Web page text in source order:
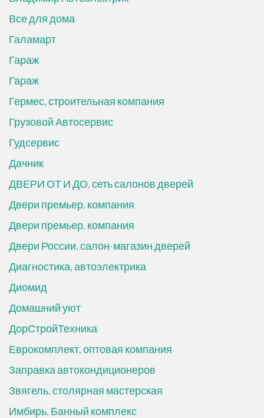
Все для дома
Галамарт
Гараж
Гараж
Гермес, строительная компания
Грузовой Автосервис
Гудсервис
Дачник
ДВЕРИ ОТ И ДО, сеть салонов дверей
Двери премьер, компания
Двери премьер, компания
Двери России, салон-магазин дверей
Диагностика, автоэлектрика
Диомид
Домашний уют
ДорСтройТехника
Еврокомплект, оптовая компания
Заправка автокондиционеров
Звягель, столярная мастерская
Имбирь, Банный комплекс